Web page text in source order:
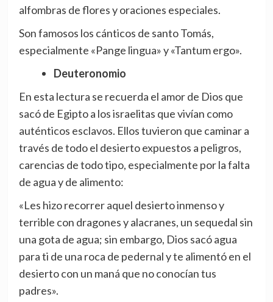
alfombras de flores y oraciones especiales.
Son famosos los cánticos de santo Tomás,
especialmente «Pange lingua» y «Tantum ergo».
Deuteronomio
En esta lectura se recuerda el amor de Dios que
sacó de Egipto a los israelitas que vivían como
auténticos esclavos. Ellos tuvieron que caminar a
través de todo el desierto expuestos a peligros,
carencias de todo tipo, especialmente por la falta
de agua y de alimento:
«Les hizo recorrer aquel desierto inmenso y
terrible con dragones y alacranes, un sequedal sin
una gota de agua; sin embargo, Dios sacó agua
para ti de una roca de pedernal y te alimentó en el
desierto con un maná que no conocían tus
padres».